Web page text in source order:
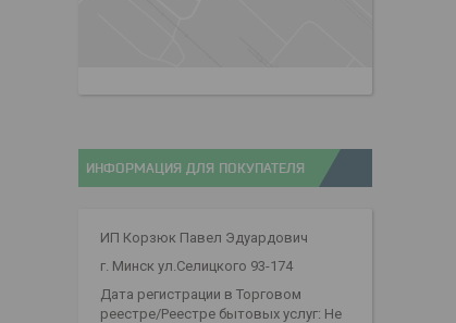
ИНФОРМАЦИЯ ДЛЯ ПОКУПАТЕЛЯ
ИП Корзюк Павел Эдуардович
г. Минск ул.Селицкого 93-174
Дата регистрации в Торговом
реестре/Реестре бытовых услуг: Не